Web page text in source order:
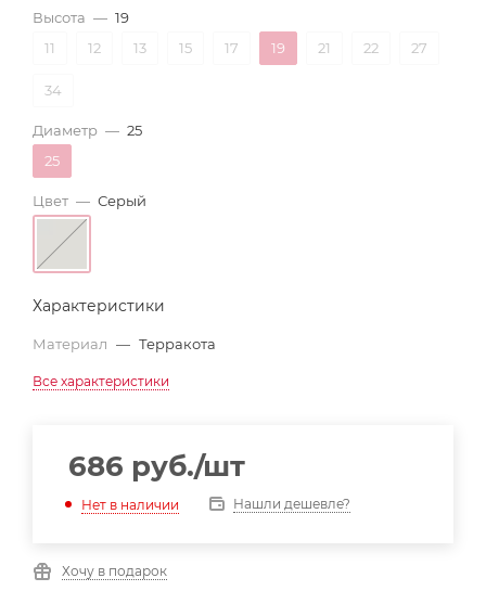
Высота — 19
11
12 13 15 17 19 21 22 27
34
Диаметр — 25
25
Цвет — Серый
Характеристики
Материал — Терракота
Все характеристики
686 руб./шт
Нет в наличии Нашли дешевле?
Хочу в подарок